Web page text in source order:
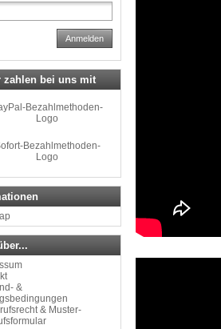
Anmelden
zahlen bei uns mit
&
& Muster-